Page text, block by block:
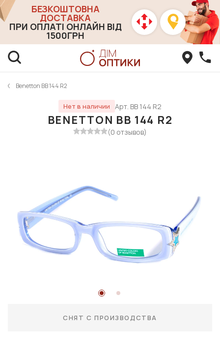
БЕЗКОШТОВНА
ДОСТАВКА
ПРИ ОПЛАТІ ОНЛАЙН ВІД
1500ГРН
Benetton BB 144 R2
Нет в наличии Арт. BB 144 R2
BENETTON BB 144 R2
(0 отзывов)
СНЯТ С ПРОИЗВОДСТВА